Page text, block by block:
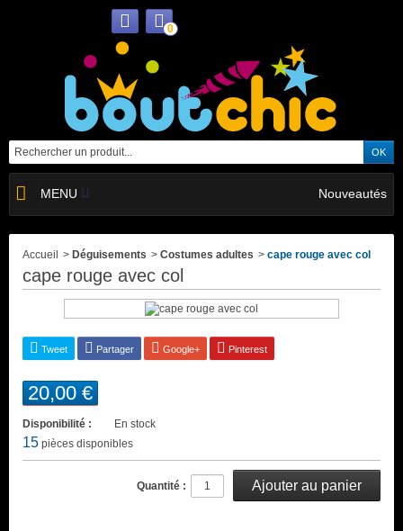
0
MENU Nouveautés
Accueil > Déguisements > Costumes adultes > cape rouge avec col
cape rouge avec col
Tweet Partager Google+ Pinterest
20,00 €
Disponibilité : En stock
15 pièces disponibles
Quantité :